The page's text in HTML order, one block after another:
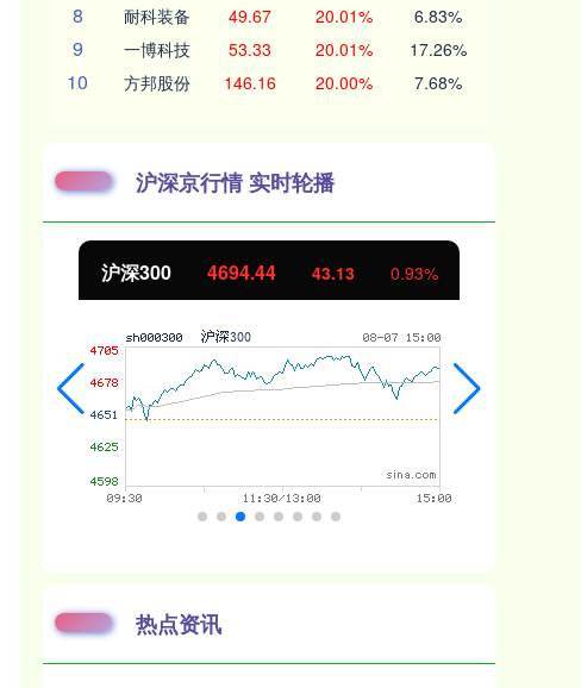
8 耐科装备 49.67 20.01% 6.83%
9 一博科技 53.33 20.01% 17.26%
10 方邦股份 146.16 20.00% 7.68%
沪深京行情 实时轮播
沪深300 4694.44 43.13 0.93%
热点资讯